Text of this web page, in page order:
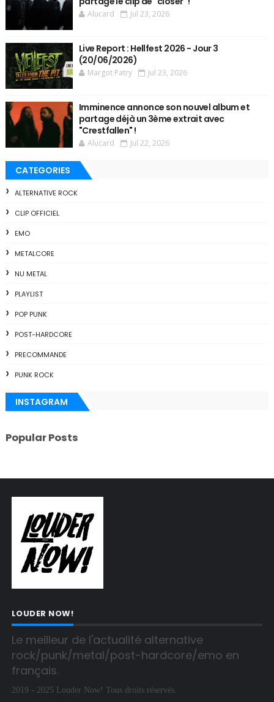
Alucard Jul 23, 2026
Live Report : Hellfest 2026 - Jour 3
(20/06/2026)
Margot Patry Jul 23, 2026
Imminence annonce son nouvel album et
partage déjà un 3ème extrait avec
"Crestfallen" !
Alucard Jul 22, 2026
CATEGORIES
ALTERNATIVE ROCK
CLIP OFFICIEL
EMO
METALCORE
NU METAL
PLAYLIST
POP PUNK
POST-HARDCORE
PRECOMMANDE
PUNK ROCK
INSTAGRAM
Popular Posts
LOUDER NOW!
Le meilleur de l'actualité alternative
rock/punk/metal/post-hardcore/emo en
français.
2019 - 2025 Louder Now! Tous droits réservés.